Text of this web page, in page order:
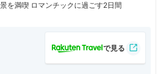
を満喫 ロマンチックに過ごす2日間